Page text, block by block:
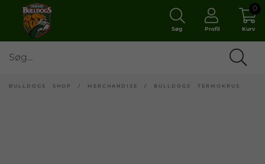
Søg Profil Kurv
0
BULLDOGS SHOP / MERCHANDISE / BULLDOGS TERMOKRUS